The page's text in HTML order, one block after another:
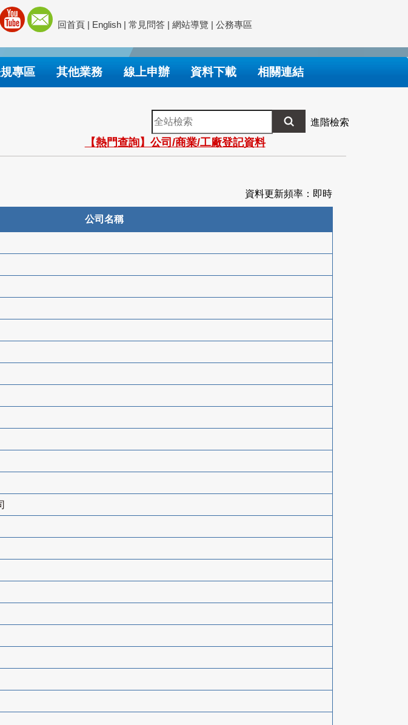
回首頁 | English | 常見問答 | 網站導覽 | 公務專區
專區 其他業務 線上申辦 資料下載 相關連結
全
站
檢
索
進階檢索
【熱門查詢】公司/商業/工廠登記資料
資料更新頻率：即時
公司名稱